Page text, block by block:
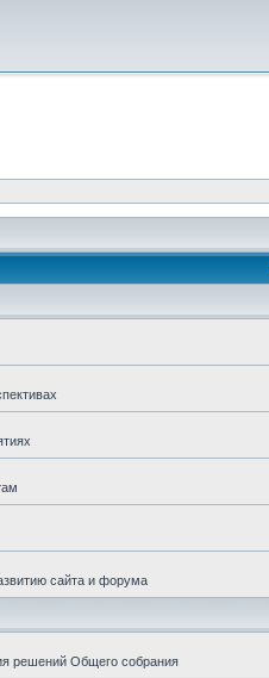
сайта и форума
решений Общего собрания